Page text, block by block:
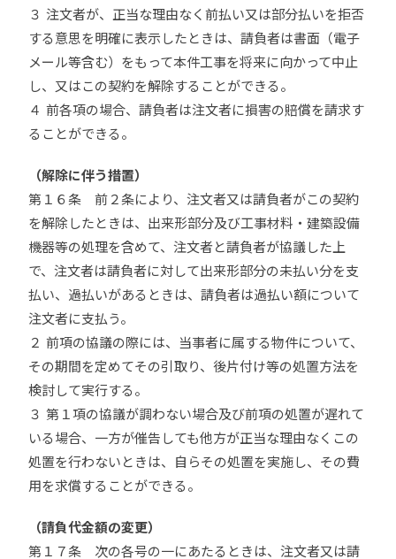
３ 注文者が、正当な理由なく前払い又は部分払いを拒否
する意思を明確に表示したときは、請負者は書面（電子
メール等含む）をもって本件工事を将来に向かって中止
し、又はこの契約を解除することができる。
４ 前各項の場合、請負者は注文者に損害の賠償を請求す
ることができる。
（解除に伴う措置）
第１６条 前２条により、注文者又は請負者がこの契約
を解除したときは、出来形部分及び工事材料・建築設備
機器等の処理を含めて、注文者と請負者が協議した上
で、注文者は請負者に対して出来形部分の未払い分を支
払い、過払いがあるときは、請負者は過払い額について
注文者に支払う。
２ 前項の協議の際には、当事者に属する物件について、
その期間を定めてその引取り、後片付け等の処置方法を
検討して実行する。
３ 第１項の協議が調わない場合及び前項の処置が遅れて
いる場合、一方が催告しても他方が正当な理由なくこの
処置を行わないときは、自らその処置を実施し、その費
用を求償することができる。
（請負代金額の変更）
第１７条 次の各号の一にあたるときは、注文者又は請